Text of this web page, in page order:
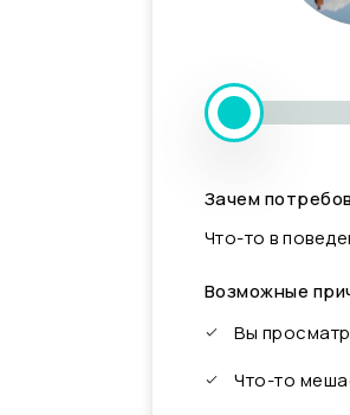
Зачем
Что-то в
Возможные
Вы
Что-то